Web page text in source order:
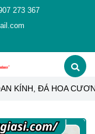
273 367
KÍNH, ĐÁ HOA